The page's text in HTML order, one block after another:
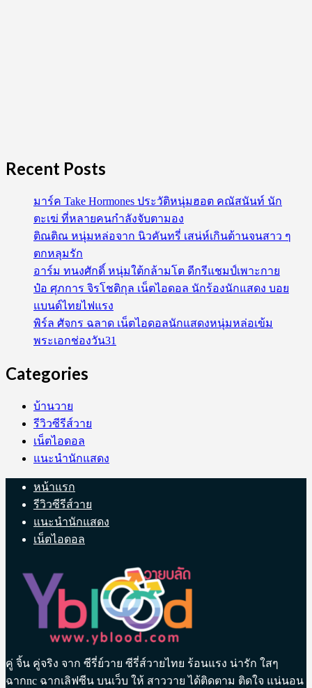
Recent Posts
มาร์ค Take Hormones ประวัติหนุ่มฮอต คณัสนันท์ นัก
ตะเฆ่ ที่หลายคนกำลังจับตามอง
ติณติณ หนุ่มหล่อจาก นิวคันทรี่ เสน่ห์เกินต้านจนสาว ๆ
ตกหลุมรัก
อาร์ม ทนงศักดิ์ หนุ่มใต้กล้ามโต ดีกรีแชมป์เพาะกาย
ป๋อ ศุภการ จิรโชติกุล เน็ตไอดอล นักร้องนักแสดง บอย
แบนด์ไทยไฟแรง
พิร์ล ศัจกร ฉลาด เน็ตไอดอลนักแสดงหนุ่มหล่อเข้ม
พระเอกช่องวัน31
Categories
บ้านวาย
รีวิวซีรีส์วาย
เน็ตไอดอล
แนะนำนักแสดง
หน้าแรก
รีวิวซีรีส์วาย
แนะนำนักแสดง
เน็ตไอดอล
คู่ จิ้น คู่จริง จาก ซีรี่ย์วาย ซีรี่ส์วายไทย ร้อนแรง น่ารัก ใสๆ
ฉากnc ฉากเลิฟซีน บนเว็บ ให้ สาววาย ได้ติดตาม ติดใจ แน่นอน